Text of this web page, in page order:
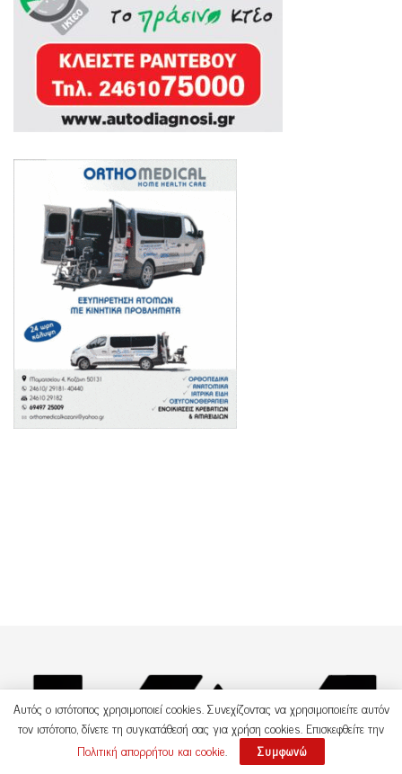
Αυτός ο ιστότοπος χρησιμοποιεί cookies. Συνεχίζοντας να χρησιμοποιείτε αυτόν
τον ιστότοπο, δίνετε τη συγκατάθεσή σας για χρήση cookies. Επισκεφθείτε την
Πολιτική απορρήτου και cookie. Συμφωνώ